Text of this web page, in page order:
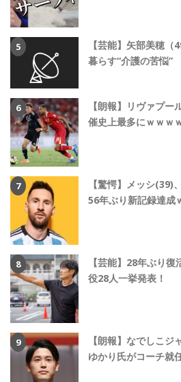
【芸能】矢部美穂（
暮らす“介護の苦悩”
【朗報】リヴァプ
催史上最多にｗｗｗ
【驚愕】メッシ(39)
56年ぶり新記録達成
【芸能】28年ぶり
役28人一挙発表！
【朗報】なでしこ
ゆかり氏がコーチ就